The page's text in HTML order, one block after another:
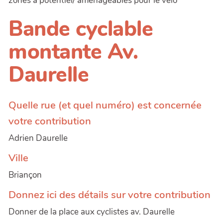
Bande cyclable
montante Av.
Daurelle
Quelle rue (et quel numéro) est concernée
votre contribution
Adrien Daurelle
Ville
Briançon
Donnez ici des détails sur votre contribution
Donner de la place aux cyclistes av. Daurelle